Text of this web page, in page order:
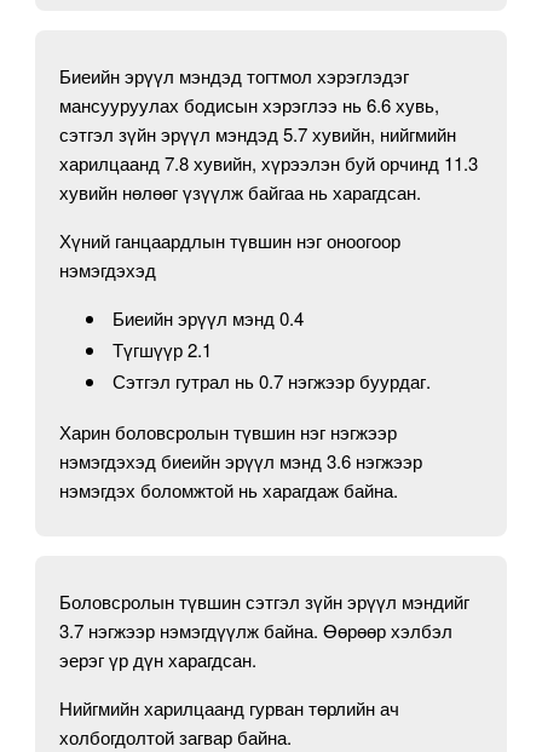
Биеийн эрүүл мэндэд тогтмол хэрэглэдэг
мансууруулах бодисын хэрэглээ нь 6.6 хувь,
сэтгэл зүйн эрүүл мэндэд 5.7 хувийн, нийгмийн
харилцаанд 7.8 хувийн, хүрээлэн буй орчинд 11.3
хувийн нөлөөг үзүүлж байгаа нь харагдсан.
Хүний ганцаардлын түвшин нэг оноогоор
нэмэгдэхэд
Биеийн эрүүл мэнд 0.4
Түгшүүр 2.1
Сэтгэл гутрал нь 0.7 нэгжээр буурдаг.
Харин боловсролын түвшин нэг нэгжээр
нэмэгдэхэд биеийн эрүүл мэнд 3.6 нэгжээр
нэмэгдэх боломжтой нь харагдаж байна.
Боловсролын түвшин сэтгэл зүйн эрүүл мэндийг
3.7 нэгжээр нэмэгдүүлж байна. Өөрөөр хэлбэл
эерэг үр дүн харагдсан.
Нийгмийн харилцаанд гурван төрлийн ач
холбогдолтой загвар байна.